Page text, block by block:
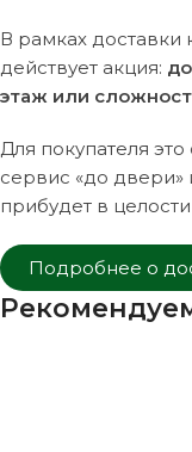
В рамках доставки
действует акция:
этаж или
Для покупателя
сервис «до двери»
прибудет в
Подробнее о